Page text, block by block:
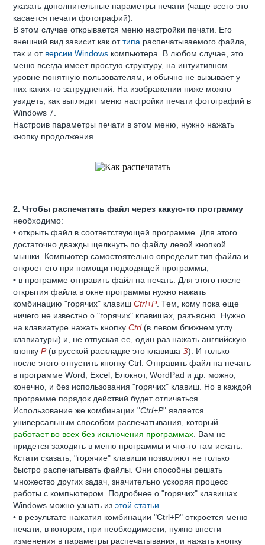
указать дополнительные параметры печати (чаще всего это
касается печати фотографий).
В этом случае открывается меню настройки печати. Его
внешний вид зависит как оттипа распечатываемого файла,
так и от версии Windows компьютера. В любом случае, это
меню всегда имеет простую структуру, на интуитивном
уровне понятную пользователям, и обычно не вызывает у
них каких-то затруднений. На изображении ниже можно
увидеть, как выглядит меню настройки печати фотографий в
Windows 7.
Настроив параметры печати в этом меню, нужно нажать
кнопку продолжения.
2. Чтобы распечатать файл через какую-то программу
необходимо:
• открыть файл в соответствующей программе. Для этого
достаточно дважды щелкнуть по файлу левой кнопкой
мышки. Компьютер самостоятельно определит тип файла и
откроет его при помощи подходящей программы;
• в программе отправить файл на печать. Для этого после
открытия файла в окне программы нужно нажать
комбинацию "горячих" клавишCtrl+P. Тем, кому пока еще
ничего не известно о "горячих" клавишах, разъясню. Нужно
на клавиатуре нажать кнопкуCtrl(в левом ближнем углу
клавиатуры) и, не отпуская ее, один раз нажать английскую
кнопкуP(в русской раскладке это клавишаЗ). И только
после этого отпустить кнопку Ctrl. Отправить файл на печать
в программе Word, Excel, Блокнот, WordPad и др. можно,
конечно, и без использования "горячих" клавиш. Но в каждой
программе порядок действий будет отличаться.
Использование же комбинации "Ctrl+P" является
универсальным способом распечатывания, который
работает во всех без исключения программах . Вам не
придется заходить в меню программы и что-то там искать.
Кстати сказать, "горячие" клавиши позволяют не только
быстро распечатывать файлы. Они способны решать
множество других задач, значительно ускоряя процесс
работы с компьютером. Подробнее о "горячих" клавишах
Windows можно узнать изэтой статьи
• в результате нажатия комбинации "Ctrl+P" откроется меню
печати, в котором, при необходимости, нужно внести
изменения в параметры распечатывания, и нажать кнопку